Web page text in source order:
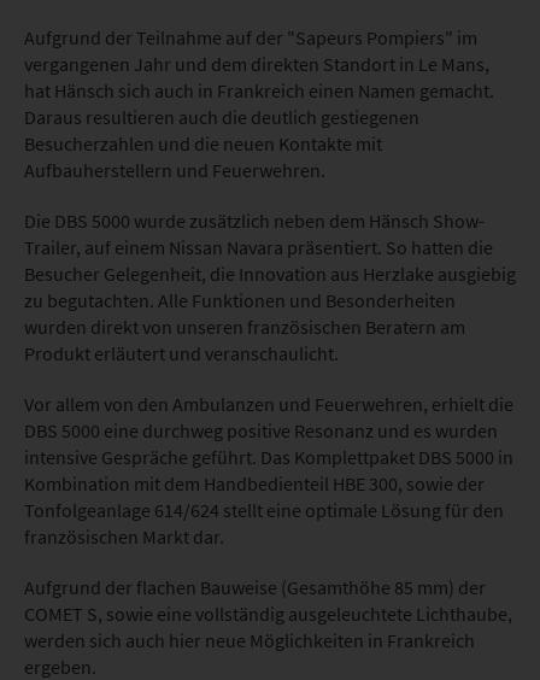
Aufgrund der Teilnahme auf der "Sapeurs Pompiers" im
vergangenen Jahr und dem direkten Standort in Le Mans,
hat Hänsch sich auch in Frankreich einen Namen gemacht.
Daraus resultieren auch die deutlich gestiegenen
Besucherzahlen und die neuen Kontakte mit
Aufbauherstellern und Feuerwehren.
Die DBS 5000 wurde zusätzlich neben dem Hänsch Show-
Trailer, auf einem Nissan Navara präsentiert. So hatten die
Besucher Gelegenheit, die Innovation aus Herzlake ausgiebig
zu begutachten. Alle Funktionen und Besonderheiten
wurden direkt von unseren französischen Beratern am
Produkt erläutert und veranschaulicht.
Vor allem von den Ambulanzen und Feuerwehren, erhielt die
DBS 5000 eine durchweg positive Resonanz und es wurden
intensive Gespräche geführt. Das Komplettpaket DBS 5000 in
Kombination mit dem Handbedienteil HBE 300, sowie der
Tonfolgeanlage 614/624 stellt eine optimale Lösung für den
französischen Markt dar.
Aufgrund der flachen Bauweise (Gesamthöhe 85 mm) der
COMET S, sowie eine vollständig ausgeleuchtete Lichthaube,
werden sich auch hier neue Möglichkeiten in Frankreich
ergeben.